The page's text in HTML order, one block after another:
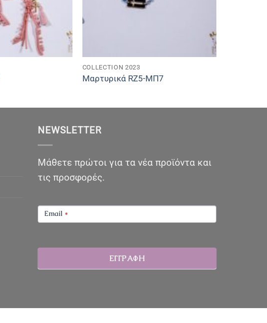
COLLECTION 2023
Μαρτυρικά RZ5-ΜΠ7
NEWSLETTER
Μάθετε πρώτοι για τα νέα προϊόντα και
τις προσφορές.
NEWSLETTER
Email *
ΕΓΓΡΑΦΗ